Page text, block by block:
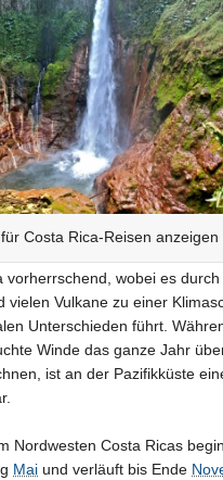
Costa Rica-Reisen anzeigen
vorherrschend, wobei es durch
vielen Vulkane zu einer
Unterschieden führt.
Winde das ganze Jahr
ist an der Pazifikküste
Nordwesten Costa Ricas
Mai und verläuft bis Ende